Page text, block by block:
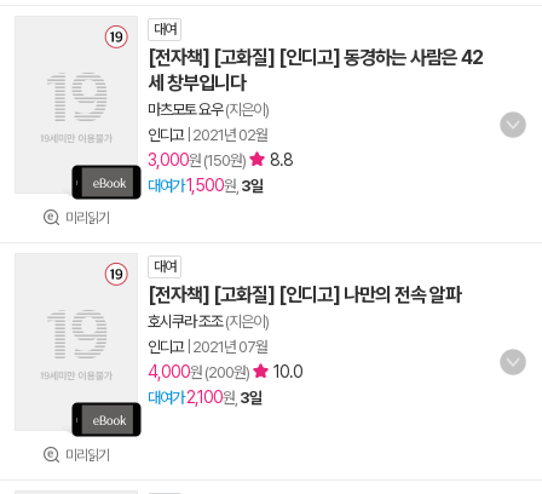
미리읽기
대여
[전자책] [고화질] [인디고] 동경하는 사람은 42
세 창부입니다
마츠모토 요우(지은이)
인디고| 2021년 02월
3,000원 (150원) 8.8
대여가1,500원, 3일
미리읽기
대여
[전자책] [고화질] [인디고] 나만의 전속 알파
호시쿠라 조조(지은이)
인디고| 2021년 07월
4,000원 (200원) 10.0
대여가 2,100원, 3일